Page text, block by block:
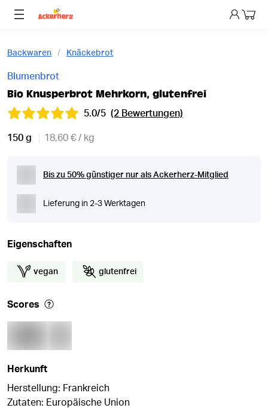
Dein
Backwaren Knäckebrot
Blumenbrot
Bio Knusperbrot Mehrkorn, glutenfrei
5.0/5 (2 Bewertungen)
150 g 18,60 € / kg
Bis zu 50% günstiger nur als Ackerherz-Mitglied
Lieferung in 2-3 Werktagen
Eigenschaften
vegan glutenfrei
Scores
Herkunft
Herstellung: Frankreich
Zutaten: Europäische Union